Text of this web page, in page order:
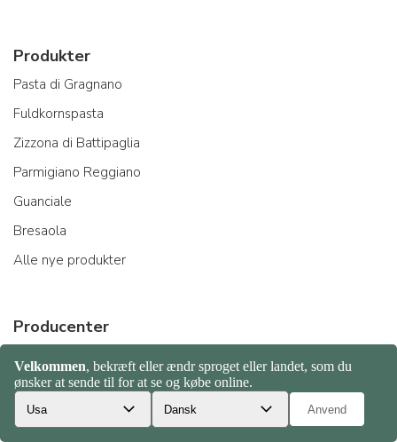
Produkter
Pasta di Gragnano
Fuldkornspasta
Zizzona di Battipaglia
Parmigiano Reggiano
Guanciale
Bresaola
Alle nye produkter
Producenter
Acquerello riso
Beppino Occelli